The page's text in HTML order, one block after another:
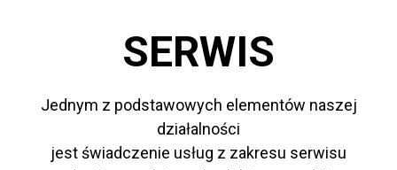
SERWIS
Jednym z podstawowych elementów naszej
działalności
jest świadczenie usług z zakresu serwisu